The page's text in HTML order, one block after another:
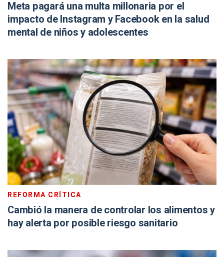
Meta pagará una multa millonaria por el
impacto de Instagram y Facebook en la salud
mental de niños y adolescentes
REFORMA CRÍTICA
Cambió la manera de controlar los alimentos y
hay alerta por posible riesgo sanitario